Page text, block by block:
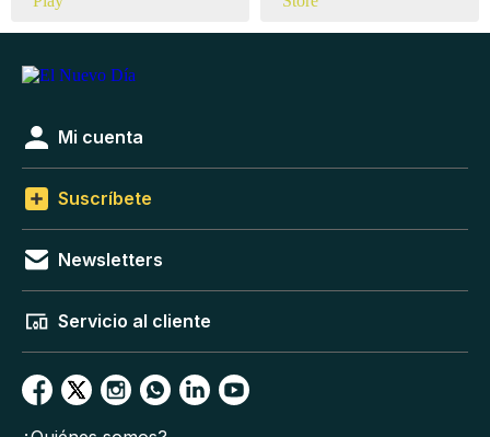
Mi cuenta
Suscríbete
Newsletters
Servicio al cliente